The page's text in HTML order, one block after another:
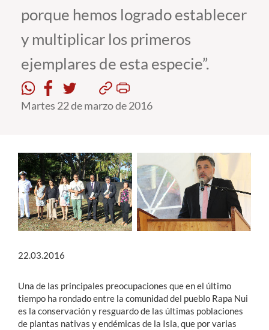
English
porque hemos logrado establecer
y multiplicar los primeros
ejemplares de esta especie”.
Martes 22 de marzo de 2016
22.03.2016
Una de las principales preocupaciones que en el último
tiempo ha rondado entre la comunidad del pueblo Rapa Nui
es la conservación y resguardo de las últimas poblaciones
de plantas nativas y endémicas de la Isla, que por varias